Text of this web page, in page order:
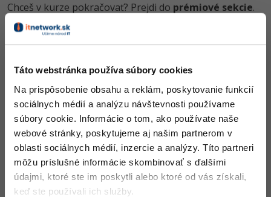
Táto webstránka používa súbory cookies
Na prispôsobenie obsahu a reklám, poskytovanie funkcií
sociálnych médií a analýzu návštevnosti používame
súbory cookie. Informácie o tom, ako používate naše
webové stránky, poskytujeme aj našim partnerom v
oblasti sociálnych médií, inzercie a analýzy. Títo partneri
môžu príslušné informácie skombinovať s ďalšími
údajmi, ktoré ste im poskytli alebo ktoré od vás získali,
keď ste používali ich služby.
Chceš v kurze pokračovať? Prejdi do prémiové sekcie.
Obsah článku spadá pod licenciuPremium, kúpou článku súhlasíš
Čo od nás v ďalších lekciách dostaneš?
Prístup k jednotlivým lekciám podľa spôsobu
obstarania.
Kvalitné znalosti v oblasti IT.
Zručnosti, ktoré ti pomôžu získať vysnívanú a
dobre platenú prácu.